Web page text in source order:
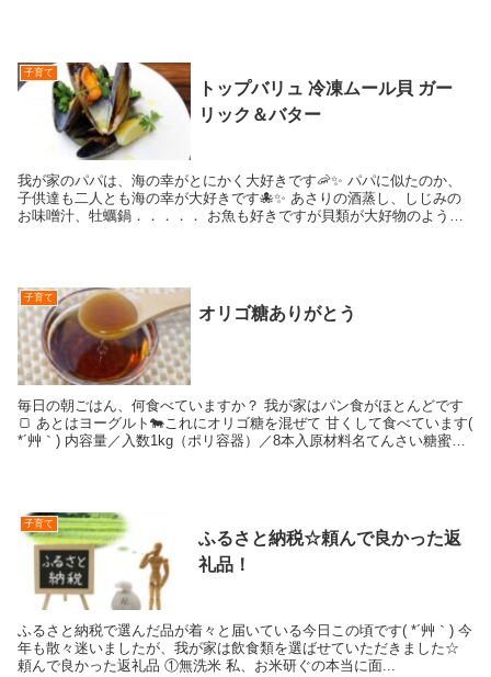
子育て
トップバリュ 冷凍ムール貝 ガー
リック＆バター
我が家のパパは、海の幸がとにかく大好きです🦐✨ パパに似たのか、
子供達も二人とも海の幸が大好きです🐙✨ あさりの酒蒸し、しじみの
お味噌汁、牡蠣鍋．．．．． お魚も好きですが貝類が大好物のようで
子育て
オリゴ糖ありがとう
毎日の朝ごはん、何食べていますか？ 我が家はパン食がほとんどです
🍞 あとはヨーグルト🐄これにオリゴ糖を混ぜて 甘くして食べています(
*´艸｀) 内容量／入数1kg（ポリ容器）／8本入原材料名てんさい糖蜜
子育て
ふるさと納税☆頼んで良かった返
礼品！
ふるさと納税で選んだ品が着々と届いている今日この頃です( *´艸｀) 今
年も散々迷いましたが、我が家は飲食類を選ばせていただきました☆
頼んで良かった返礼品 ①無洗米 私、お米研ぐの本当に面...